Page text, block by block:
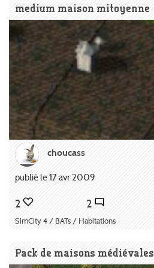
medium maison mitoyenne
choucass
publié le 17 avr 2009
2 2
SimCity 4 / BATs / Habitations
Pack de maisons médiévales